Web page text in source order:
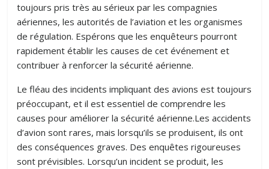
toujours pris très au sérieux par les compagnies
aériennes, les autorités de l’aviation et les organismes
de régulation. Espérons que les enquêteurs pourront
rapidement établir les causes de cet événement et
contribuer à renforcer la sécurité aérienne.
Le fléau des incidents impliquant des avions est toujours
préoccupant, et il est essentiel de comprendre les
causes pour améliorer la sécurité aérienne.Les accidents
d’avion sont rares, mais lorsqu’ils se produisent, ils ont
des conséquences graves. Des enquêtes rigoureuses
sont prévisibles. Lorsqu’un incident se produit, les